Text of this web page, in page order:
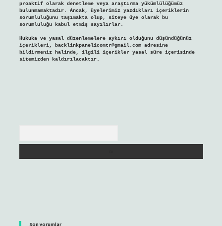
proaktif olarak denetleme veya araştırma yükümlülüğümüz
bulunmamaktadır. Ancak, üyelerimiz yazdıkları içeriklerin
sorumluluğunu taşımakta olup, siteye üye olarak bu
sorumluluğu kabul etmiş sayılırlar.
Hukuka ve yasal düzenlemelere aykırı olduğunu düşündüğünüz
içerikleri, backlinkpanelicomtr@gmail.comadresine
bildirmeniz halinde, ilgili içerikler yasal süre içerisinde
sitemizden kaldırılacaktır.
Son yorumlar